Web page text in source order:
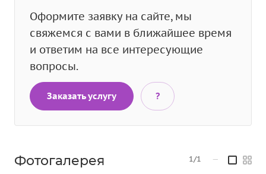
Оформите заявку на сайте, мы
свяжемся с вами в ближайшее время
и ответим на все интересующие
вопросы.
Заказать услугу ?
Фотогалерея 1/1 —